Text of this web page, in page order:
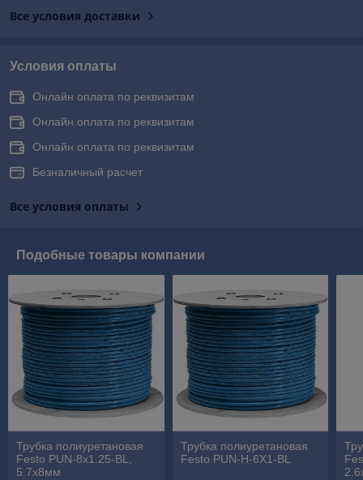
Все условия доставки
Условия оплаты
Онлайн оплата по реквизитам
Онлайн оплата по реквизитам
Онлайн оплата по реквизитам
Безналичный расчет
Все условия оплаты
Подобные товары компании
Трубка полиуретановая
Festo PUN-8x1.25-BL,
5.7x8мм
Трубка полиуретановая
Festo PUN-H-6X1-BL